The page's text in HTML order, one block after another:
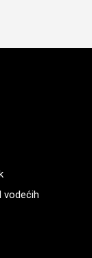
vodećih